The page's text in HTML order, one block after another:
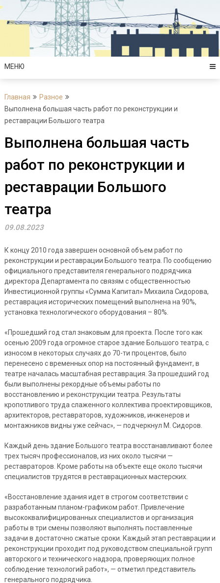
Перейти
содержимому
МЕНЮ
Главная
Разное
Выполнена большая часть работ по реконструкции и
реставрации Большого театра
Выполнена большая часть
работ по реконструкции и
реставрации Большого
театра
09.08.2023
К концу 2010 года завершен основной объем работ по
реконструкции и реставрации Большого театра. По сообщению
официального представителя генерального подрядчика
директора Департамента по связям с общественностью
Инвестиционной группы «Сумма Капитал» Михаила Сидорова,
реставрация исторических помещений выполнена на 90%,
установка технологического оборудования – 80%.
«Прошедший год стал знаковым для проекта. После того как
осенью 2009 года огромное старое здание Большого театра, с
износом в некоторых случаях до 70-ти процентов, было
перенесено с временных опор на постоянный фундамент, в
театре началась масштабная реставрация. За прошедший год
были выполнены рекордные объемы работы по
восстановлению и реконструкции театра. Результаты
кропотливого труда слаженного коллектива проектировщиков,
архитекторов, реставраторов, художников, инженеров и
монтажников видны уже сейчас», — подчеркнул М. Сидоров.
Каждый день здание Большого театра восстанавливают более
трех тысяч профессионалов, из них около тысячи —
реставраторов. Кроме работы на объекте еще около тысячи
специалистов трудятся в реставрационных мастерских.
«Восстановление здания идет в строгом соответствии с
разработанным планом-графиком работ. Привлечение
высококвалифицированных специалистов и организация
работы в три смены позволяют выполнять поставленные
задачи в достаточно сжатые сроки. Каждый этап реставрации и
реконструкции проходит под руководством специальной групп
авторского и технического надзора, проверяющих полное
соблюдение технологий работ», — отметил представитель
генерального подрядчика.